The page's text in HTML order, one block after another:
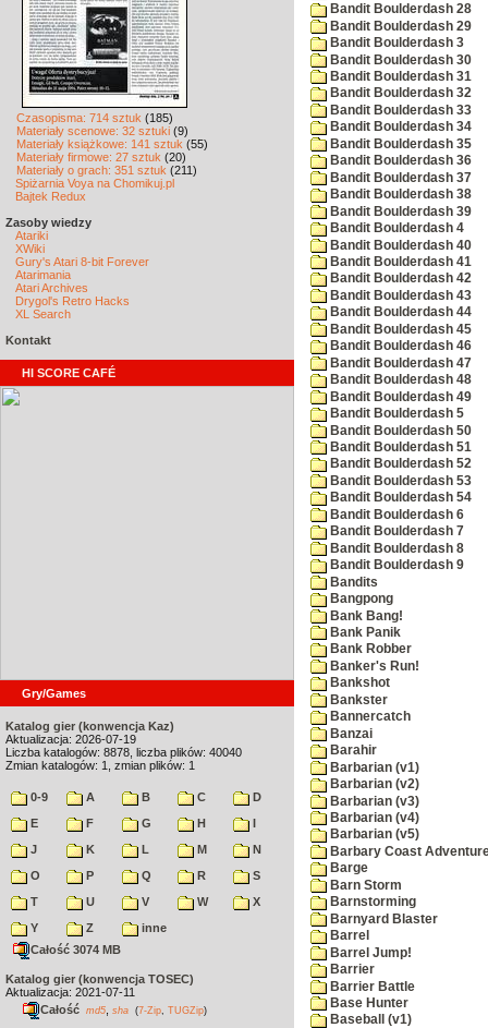
Czasopisma: 714 sztuk (185)
Materiały scenowe: 32 sztuki (9)
Materiały książkowe: 141 sztuk (55)
Materiały firmowe: 27 sztuk (20)
Materiały o grach: 351 sztuk (211)
Spiżarnia Voya na Chomikuj.pl
Bajtek Redux
Zasoby wiedzy
Atariki
XWiki
Gury's Atari 8-bit Forever
Atarimania
Atari Archives
Drygol's Retro Hacks
XL Search
Kontakt
HI SCORE CAFÉ
Gry/Games
Katalog gier (konwencja Kaz)
Aktualizacja: 2026-07-19
Liczba katalogów: 8878, liczba plików: 40040
Zmian katalogów: 1, zmian plików: 1
0-9 A B C
D
E
F G H
I
J
K L M
N
O
P Q R
S
T
U V W
X
Y
Z
inne
Całość 3074 MB
Katalog gier (konwencja TOSEC)
Aktualizacja: 2021-07-11
Całość md5 sha (7-Zip TUGZip)
Bandit Boulderdash 28
Bandit Boulderdash 29
Bandit Boulderdash 3
Bandit Boulderdash 30
Bandit Boulderdash 31
Bandit Boulderdash 32
Bandit Boulderdash 33
Bandit Boulderdash 34
Bandit Boulderdash 35
Bandit Boulderdash 36
Bandit Boulderdash 37
Bandit Boulderdash 38
Bandit Boulderdash 39
Bandit Boulderdash 4
Bandit Boulderdash 40
Bandit Boulderdash 41
Bandit Boulderdash 42
Bandit Boulderdash 43
Bandit Boulderdash 44
Bandit Boulderdash 45
Bandit Boulderdash 46
Bandit Boulderdash 47
Bandit Boulderdash 48
Bandit Boulderdash 49
Bandit Boulderdash 5
Bandit Boulderdash 50
Bandit Boulderdash 51
Bandit Boulderdash 52
Bandit Boulderdash 53
Bandit Boulderdash 54
Bandit Boulderdash 6
Bandit Boulderdash 7
Bandit Boulderdash 8
Bandit Boulderdash 9
Bandits
Bangpong
Bank Bang!
Bank Panik
Bank Robber
Banker's Run!
Bankshot
Bankster
Bannercatch
Banzai
Barahir
Barbarian (v1)
Barbarian (v2)
Barbarian (v3)
Barbarian (v4)
Barbarian (v5)
Barbary Coast
Barge
Barn Storm
Barnstorming
Barnyard Blaster
Barrel
Barrel Jump!
Barrier
Barrier Battle
Base Hunter
Baseball (v1)